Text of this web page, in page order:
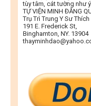
tùy tâm, cát tường như
TỰ VIỆN MINH ĐĂNG
Trụ Trì Trung Y Sư
191 E. Frederick St,
Binghamton, NY. 13904